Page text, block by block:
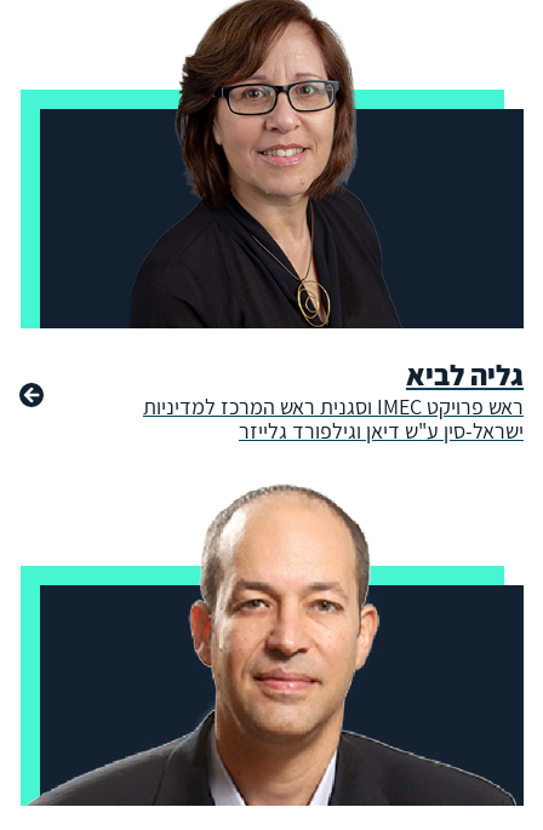
גליה לביא
ראש פרויקט IMEC וסגנית ראש המרכז למדיניות
ישראל-סין ע"ש דיאן וגילפורד גלייזר